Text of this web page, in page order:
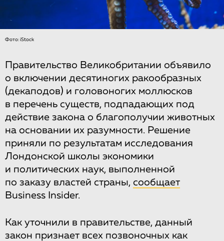
Фото: iStock
Правительство Великобритании объявило
о включении десятиногих ракообразных
(декаподов) и головоногих моллюсков
в перечень существ, подпадающих под
действие закона о благополучии животных
на основании их разумности. Решение
приняли по результатам исследования
Лондонской школы экономики
и политических наук, выполненной
по заказу властей страны, сообщает
Business Insider.
Как уточнили в правительстве, данный
закон признает всех позвоночных как